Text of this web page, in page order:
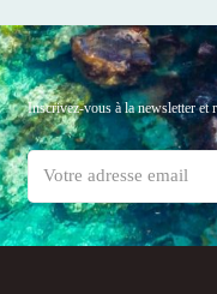
Inscrivez-vous à la newsletter et